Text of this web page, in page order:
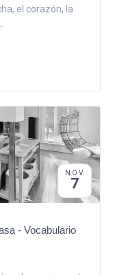
el corazón, la
NOV
7
- Vocabulario